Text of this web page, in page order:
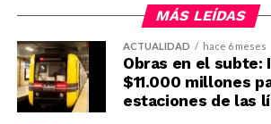
MÁS LEÍDAS
ACTUALIDAD hace 6 meses
Obras en el subte:
$11.000 millones
estaciones de las